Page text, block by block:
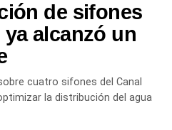
de sifones
alcanzó un
cuatro sifones del Canal
la distribución del agua